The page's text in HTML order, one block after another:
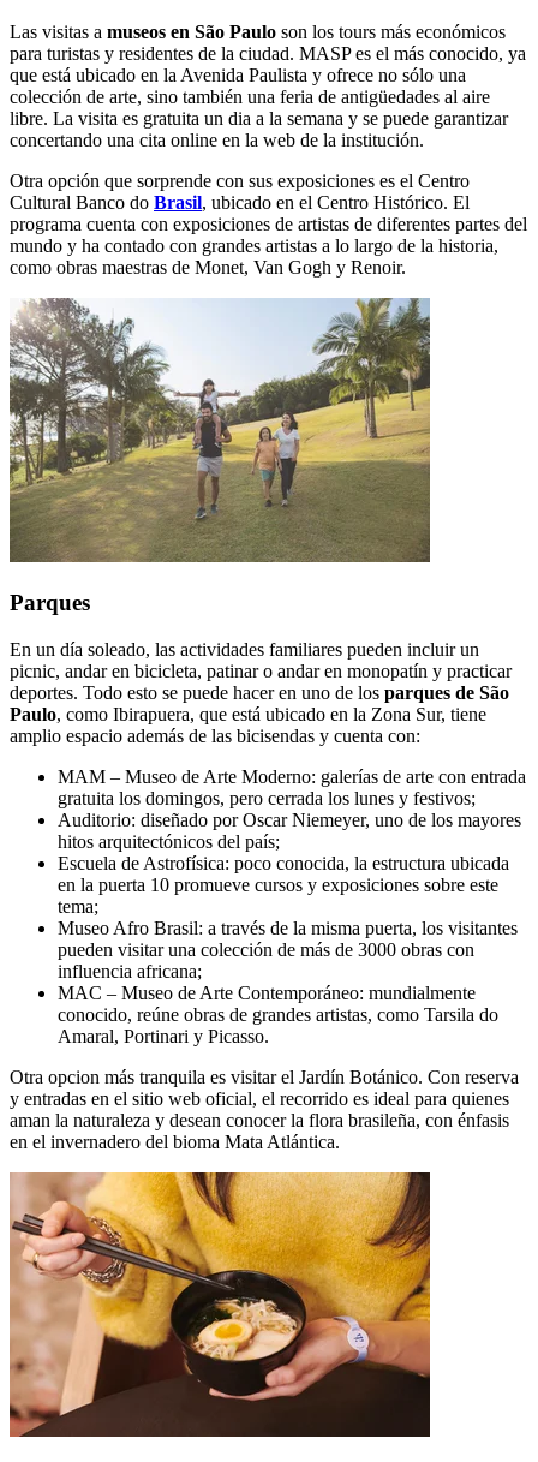
Las visitas a museos en São Paulo son los tours más económicos
para turistas y residentes de la ciudad. MASP es el más conocido, ya
que está ubicado en la Avenida Paulista y ofrece no sólo una
colección de arte, sino también una feria de antigüedades al aire
libre. La visita es gratuita un dia a la semana y se puede garantizar
concertando una cita online en la web de la institución.
Otra opción que sorprende con sus exposiciones es el Centro
Cultural Banco do Brasil, ubicado en el Centro Histórico. El
programa cuenta con exposiciones de artistas de diferentes partes del
mundo y ha contado con grandes artistas a lo largo de la historia,
como obras maestras de Monet, Van Gogh y Renoir.
Parques
En un día soleado, las actividades familiares pueden incluir un
picnic, andar en bicicleta, patinar o andar en monopatín y practicar
deportes. Todo esto se puede hacer en uno de los parques de São
Paulo, como Ibirapuera, que está ubicado en la Zona Sur, tiene
amplio espacio además de las bicisendas y cuenta con:
MAM – Museo de Arte Moderno: galerías de arte con entrada
gratuita los domingos, pero cerrada los lunes y festivos;
Auditorio: diseñado por Oscar Niemeyer, uno de los mayores
hitos arquitectónicos del país;
Escuela de Astrofísica: poco conocida, la estructura ubicada
en la puerta 10 promueve cursos y exposiciones sobre este
tema;
Museo Afro Brasil: a través de la misma puerta, los visitantes
pueden visitar una colección de más de 3000 obras con
influencia africana;
MAC – Museo de Arte Contemporáneo: mundialmente
conocido, reúne obras de grandes artistas, como Tarsila do
Amaral, Portinari y Picasso.
Otra opcion más tranquila es visitar el Jardín Botánico. Con reserva
y entradas en el sitio web oficial, el recorrido es ideal para quienes
aman la naturaleza y desean conocer la flora brasileña, con énfasis
en el invernadero del bioma Mata Atlántica.